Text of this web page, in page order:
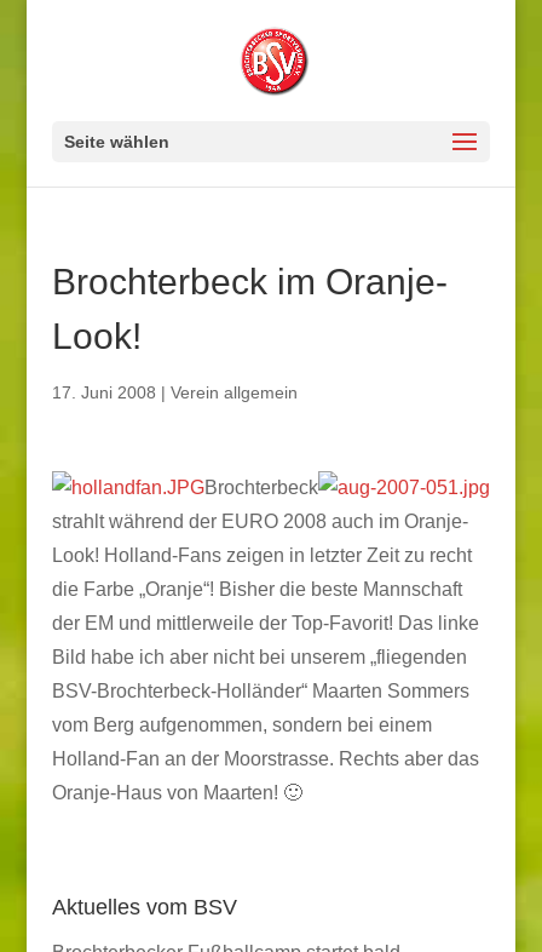
Seite wählen
Brochterbeck im Oranje-
Look!
17. Juni 2008 | Verein allgemein
Brochterbeck
strahlt während der EURO 2008 auch im Oranje-
Look! Holland-Fans zeigen in letzter Zeit zu recht
die Farbe „Oranje“! Bisher die beste Mannschaft
der EM und mittlerweile der Top-Favorit! Das linke
Bild habe ich aber nicht bei unserem „fliegenden
BSV-Brochterbeck-Holländer“ Maarten Sommers
vom Berg aufgenommen, sondern bei einem
Holland-Fan an der Moorstrasse. Rechts aber das
Oranje-Haus von Maarten! 🙂
Aktuelles vom BSV